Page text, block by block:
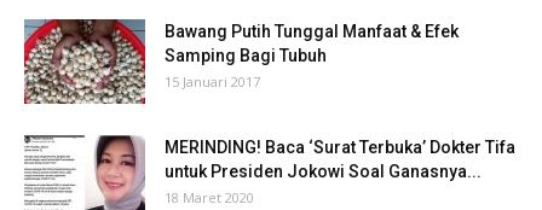
Bawang Putih Tunggal Manfaat & Efek
Samping Bagi Tubuh
15 Januari 2017
MERINDING! Baca ‘Surat Terbuka’ Dokter Tifa
untuk Presiden Jokowi Soal Ganasnya...
18 Maret 2020